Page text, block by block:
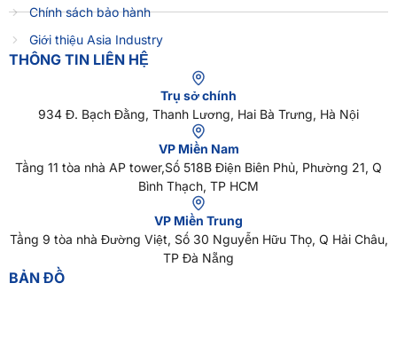
Chính sách bảo hành
Giới thiệu Asia Industry
THÔNG TIN LIÊN HỆ
Trụ sở chính
934 Đ. Bạch Đằng, Thanh Lương, Hai Bà Trưng, Hà Nội
VP Miền Nam
Tầng 11 tòa nhà AP tower,Số 518B Điện Biên Phủ, Phường 21, Q
Bình Thạch, TP HCM
VP Miền Trung
Tầng 9 tòa nhà Đường Việt, Số 30 Nguyễn Hữu Thọ, Q Hải Châu,
TP Đà Nẵng
BẢN ĐỒ